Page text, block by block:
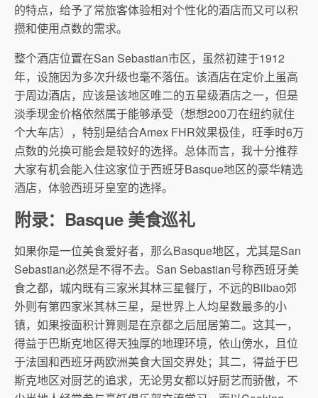
的特点，给予了常旅客体验相对个性化的酒店而又可以积
攒和使用点数的需求。
整个酒店位置在San Sebastian市区，虽然初建于1912
年，设施因为多次升级也毫不落伍。该酒店在定价上虽高
于周边酒店，应该是该地区唯二的五星级酒店之一，但是
淡季现金价格依然属于能够承受（想想200刀在纽约就住
个大车店），特别是结合Amex FHR效果极佳，旺季时6万
点数的兑换可能会是较好的选择。总体而言，我十分推荐
大家有机会能入住这家位于西班牙Basque地区的豪华精选
酒店，体验西班牙皇室的选择。
附录：Basque 美食巡礼
如果你是一位美食爱好者，那么Basque地区，尤其是San
Sebastian必然是不得不去。San Sebastian号称西班牙美
食之都，城内既有三家米其林三星餐厅，不远的Bilbao郊
外则有第四家米其林三星，是世界上人均星数最多的小
镇，如果按面积计算则是在京都之后屈居第二。这其一，
得益于巴斯克地区得天独厚的地理环境，依山傍水，且位
于法国和西班牙两欧洲美食大国交界处；其二，得益于巴
斯克地区对厨艺的追求，无论男女都以好厨艺而骄傲，不